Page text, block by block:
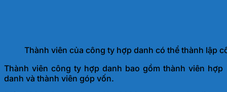
Thành viên của công ty hợp danh có thể thành lập
Thành viên công ty hợp danh bao gồm thành viên hợp
danh và thành viên góp vốn.